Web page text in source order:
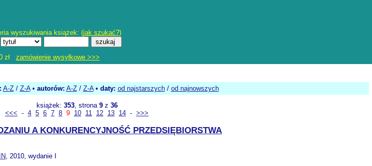
wyszukiwania książek: (jak szukać?)
zł zamówienie wysyłkowe >>>
A-Z/ Z-A• autorów: A-Z/ Z-A• daty: od najstarszych/ od najnowszych
książek: 353, strona 9z 36
<<< - 4 5 6 7 8 9 10 11 12 13 14 - >>>
A KONKURENCYJNOŚĆ PRZEDSIĘBIORSTWA
, 2010, wydanie I